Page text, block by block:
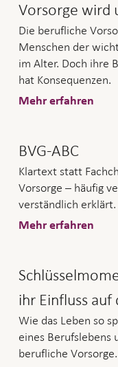
Vorsorge wird
Die berufliche
Menschen der
im Alter. Doch ihre
hat Konsequenzen.
Mehr erfahren
BVG-ABC
Klartext statt
Vorsorge – häufig
verständlich erklärt.
Mehr erfahren
ihr Einfluss
Wie das Leben so
eines Berufslebens
berufliche Vorsorge.